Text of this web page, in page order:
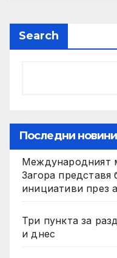
Search
Последни новини
Международният
Загора представя
инициативи през
Три пункта за
и днес